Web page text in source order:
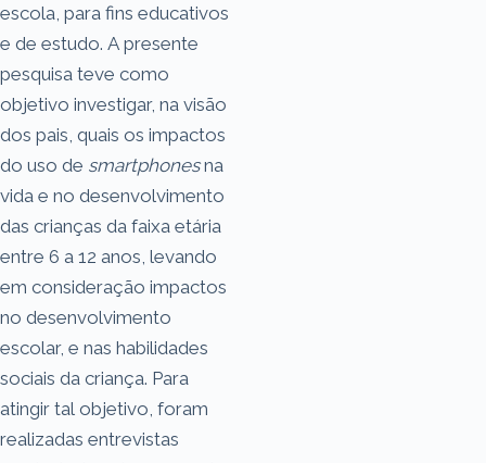
escola, para fins educativos
e de estudo. A presente
pesquisa teve como
objetivo investigar, na visão
dos pais, quais os impactos
do uso de smartphonesna
vida e no desenvolvimento
das crianças da faixa etária
entre 6 a 12 anos, levando
em consideração impactos
no desenvolvimento
escolar, e nas habilidades
sociais da criança. Para
atingir tal objetivo, foram
realizadas entrevistas